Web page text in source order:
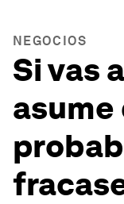
NEGOCIOS
Si vas
asume